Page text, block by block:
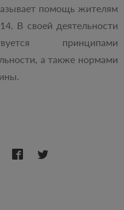
помощь жителям
В своей деятельности
принципами
а также нормами